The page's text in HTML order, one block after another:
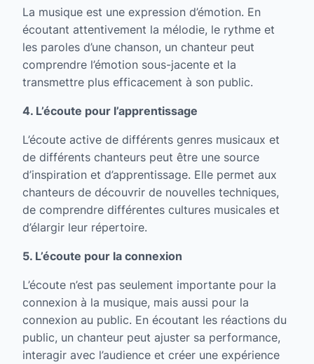
La musique est une expression d’émotion. En
écoutant attentivement la mélodie, le rythme et
les paroles d’une chanson, un chanteur peut
comprendre l’émotion sous-jacente et la
transmettre plus efficacement à son public.
4. L’écoute pour l’apprentissage
L’écoute active de différents genres musicaux et
de différents chanteurs peut être une source
d’inspiration et d’apprentissage. Elle permet aux
chanteurs de découvrir de nouvelles techniques,
de comprendre différentes cultures musicales et
d’élargir leur répertoire.
5. L’écoute pour la connexion
L’écoute n’est pas seulement importante pour la
connexion à la musique, mais aussi pour la
connexion au public. En écoutant les réactions du
public, un chanteur peut ajuster sa performance,
interagir avec l’audience et créer une expérience